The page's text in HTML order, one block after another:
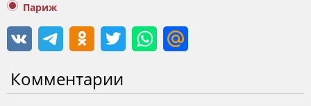
Париж
Комментарии